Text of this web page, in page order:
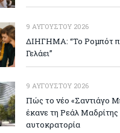
9 ΑΥΓΟΎΣΤΟΥ 2026
ΔΙΗΓΗΜΑ: “Το Ρομπότ
Γελάει”
9 ΑΥΓΟΎΣΤΟΥ 2026
Πώς το νέο «Σαντιάγο
έκανε τη Ρεάλ Μαδρίτης
αυτοκρατορία